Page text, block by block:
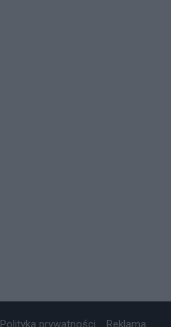
Polityka prywatności Reklama